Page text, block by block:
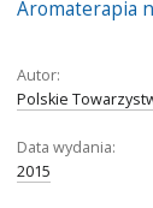
Aromaterapia
Autor:
Polskie
Data wydania:
2015